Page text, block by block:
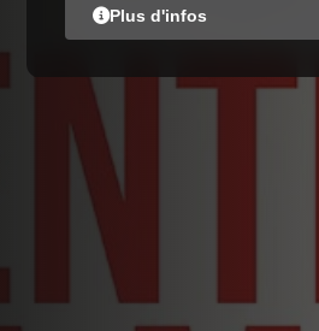
Plus d'infos